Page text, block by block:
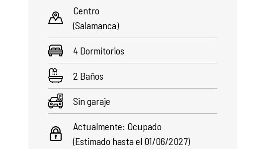
Centro
(Salamanca)
4 Dormitorios
2 Baños
Sin garaje
Actualmente: Ocupado
(Estimado hasta el 01/06/2027)